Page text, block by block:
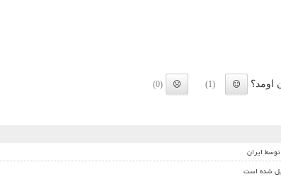
اومد؟ (1)
(0)
ایران
شده است